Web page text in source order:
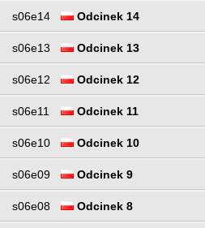
s06e14 Odcinek 14
s06e13 Odcinek 13
s06e12 Odcinek 12
s06e11 Odcinek 11
s06e10 Odcinek 10
s06e09 Odcinek 9
s06e08 Odcinek 8